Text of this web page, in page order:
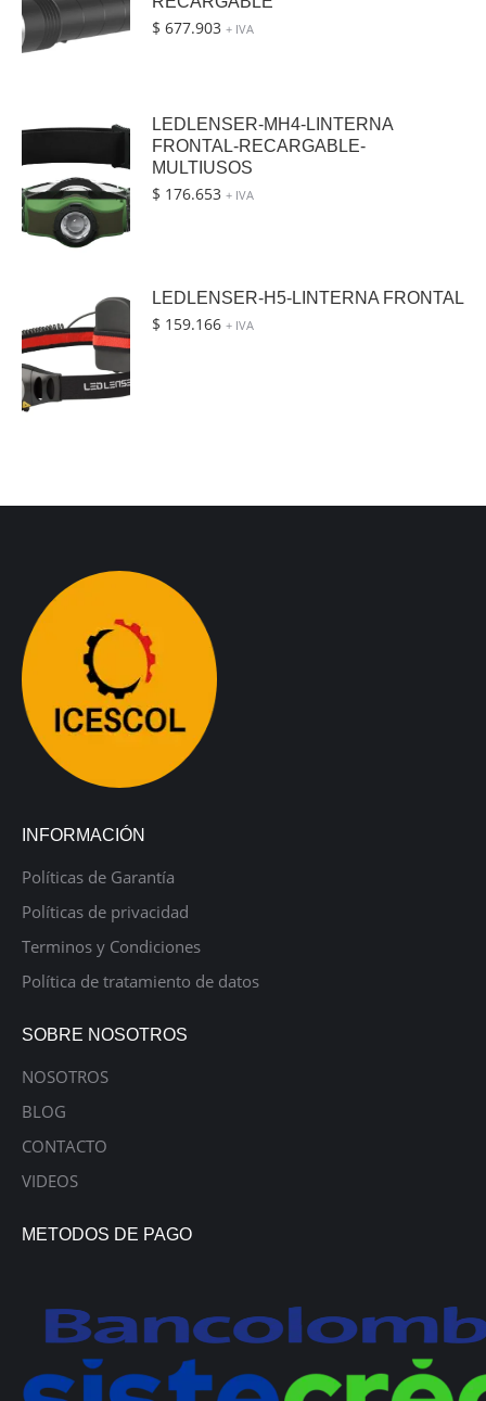
$ 677.903 + IVA
LEDLENSER-MH4-LINTERNA
FRONTAL-RECARGABLE-
MULTIUSOS
$ 176.653 + IVA
LEDLENSER-H5-LINTERNA FRONTAL
$ 159.166 + IVA
INFORMACIÓN
Políticas de Garantía
Políticas de privacidad
Terminos y Condiciones
Política de tratamiento de datos
SOBRE NOSOTROS
NOSOTROS
BLOG
CONTACTO
VIDEOS
METODOS DE PAGO